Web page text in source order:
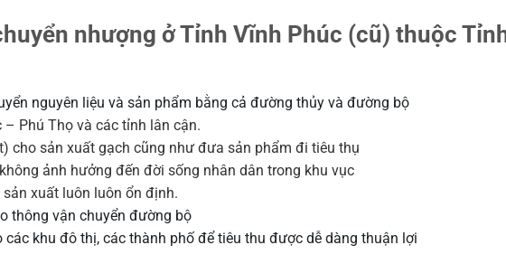
nhượng ở Tỉnh Vĩnh Phúc (cũ) thuộc
nguyên liệu và sản phẩm bằng cả đường thủy và đường bộ
– Phú Thọ và các tỉnh lân cận.
cho sản xuất gạch cũng như đưa sản phẩm đi tiêu thụ
ảnh hưởng đến đời sống nhân dân trong khu vục
xuất luôn luôn ổn định.
thông vận chuyển đường bộ
khu đô thị, các thành phố để tiêu thu được dễ dàng thuận lợi